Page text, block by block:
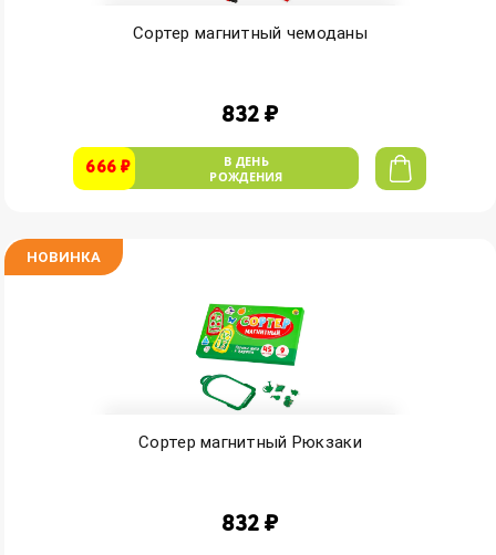
Сортер магнитный чемоданы
832 ₽
666 ₽
В ДЕНЬ
РОЖДЕНИЯ
НОВИНКА
Сортер магнитный Рюкзаки
832 ₽